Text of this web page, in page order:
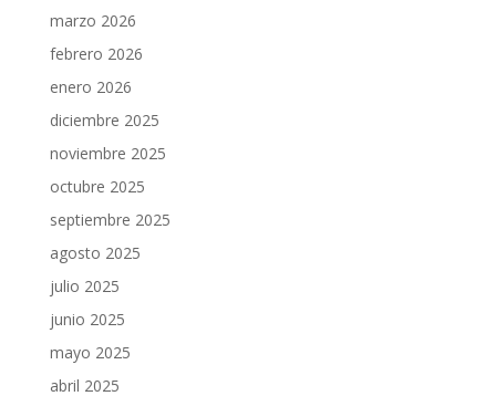
marzo 2026
febrero 2026
enero 2026
diciembre 2025
noviembre 2025
octubre 2025
septiembre 2025
agosto 2025
julio 2025
junio 2025
mayo 2025
abril 2025